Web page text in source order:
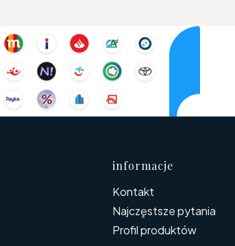
Linki w
informacje
Kontakt
Najczęstsze pytania
Profil produktów